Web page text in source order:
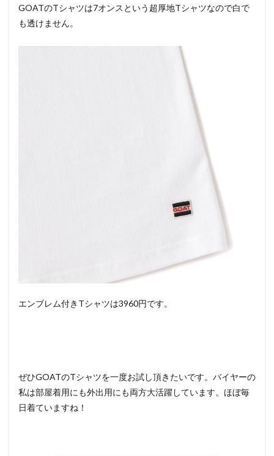
GOATのTシャツは7オンスという超厚地Tシャツなので白で
も透けません。
エンブレム付きTシャツは3960円です。
ぜひGOATのTシャツを一度お試し頂きたいです。バイヤーの
私は部屋着用にも外出用にも両方大活躍しています。ほぼ毎
日着ていますね！